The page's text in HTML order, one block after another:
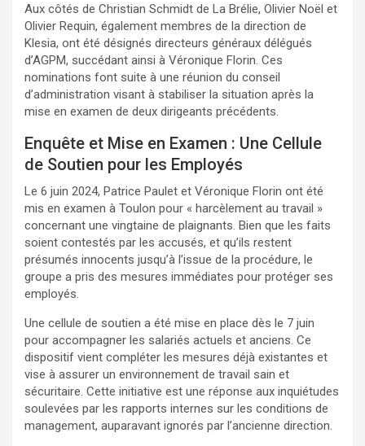
Aux côtés de Christian Schmidt de La Brélie, Olivier Noël et
Olivier Requin, également membres de la direction de
Klesia, ont été désignés directeurs généraux délégués
d’AGPM, succédant ainsi à Véronique Florin. Ces
nominations font suite à une réunion du conseil
d’administration visant à stabiliser la situation après la
mise en examen de deux dirigeants précédents.
Enquête et Mise en Examen : Une Cellule
de Soutien pour les Employés
Le 6 juin 2024, Patrice Paulet et Véronique Florin ont été
mis en examen à Toulon pour « harcèlement au travail »
concernant une vingtaine de plaignants. Bien que les faits
soient contestés par les accusés, et qu’ils restent
présumés innocents jusqu’à l’issue de la procédure, le
groupe a pris des mesures immédiates pour protéger ses
employés.
Une cellule de soutien a été mise en place dès le 7 juin
pour accompagner les salariés actuels et anciens. Ce
dispositif vient compléter les mesures déjà existantes et
vise à assurer un environnement de travail sain et
sécuritaire. Cette initiative est une réponse aux inquiétudes
soulevées par les rapports internes sur les conditions de
management, auparavant ignorés par l’ancienne direction.